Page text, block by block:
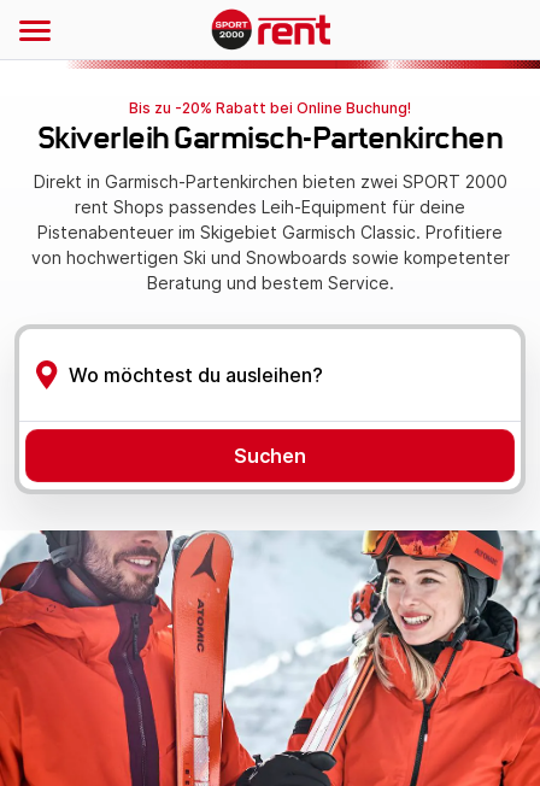
Bis zu -20% Rabatt bei Online Buchung!
Skiverleih Garmisch-Partenkirchen
Direkt in Garmisch-Partenkirchen bieten zwei SPORT 2000
rent Shops passendes Leih-Equipment für deine
Pistenabenteuer im Skigebiet Garmisch Classic. Profitiere
von hochwertigen Ski und Snowboards sowie kompetenter
Beratung und bestem Service.